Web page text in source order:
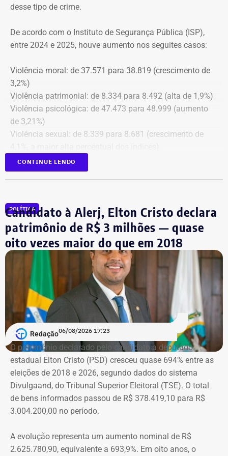
cópia integral do processo ao Ministério Público do
apuração de possíveis ilícitos nas esferas cível e criminal,
e à Secretaria de Regime Próprio e Complementar do
desse tipo de crime.
De acordo com o Instituto de Segurança Pública (ISP),
entre 2024 e 2025, houve aumento nos seguites casos:
Violência moral: de 37.571 para 38.819 (crescimento de
3,2%)
Violência patrimonial: de 8.334 para 8.492 (alta de 1,9%)
Violência psicológica: de 47.473 para 48.999 (aumento
de 3,21%)
Violência sexual: de 8.339 para 8.681 (crescimento de
A única estatística que apresentou queda foi a de
violência física, que passou de 43.743 em 2024 para
Símbolo dessa batalha, a atriz e jornalista Cristiane
Machado vivenciou essa realidade em 2018, quando se
tornou conhecida do público ao filmar as agressões que
sofria do ex-marido, o empresário e ex-diplomata Sérgio
Schiller Thompson-Flores. Em setembro do ano seguinte,
a Justiça do Rio o condenou a três anos de prisão em
regime semiaberto.
Em conversa com o TEMPO REAL RJ, Cristiane analisa o
que ainda falta às mulheres na hora de denunciar os
companheiros por violência doméstica.
“Creio que duas coisas ainda impedem as mulheres de
seguirem adiante nesta batalha. A vergonha e o medo.
Porque é necessário ter mais do que coragem para seguir
adiante no enfrentamento à violência doméstica. Pois
primeiro é o temor de continuar viva e estar ao lado do
agressor. E o outro é o que vai acontecer com ela depois
CONTINUE LENDO
POLÍTICA
Candidato à Alerj, Elton Cristo declara
patrimônio de R$ 3 milhões — quase
oito vezes maior do que em 2018
Redação06/08/2026 17:23
O patrimônio declarado pelo candidato a deputado
estadual Elton Cristo (PSD) cresceu quase 694% entre as
eleições de 2018 e 2026, segundo dados do sistema
Divulgaand, do Tribunal Superior Eleitoral (TSE). O total
de bens informados passou de R$ 378.419,10 para R$
3.004.200,00 no período.
A evolução representa um aumento nominal de R$
2.625.780,90, equivalente a 693,9%. Em oito anos, o